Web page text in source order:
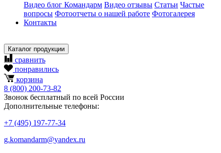
Видео блог Командарм Видео отзывы Статьи Частые
вопросы Фотоотчеты о нашей работе Фотогалерея
Контакты
Каталог продукции
сравнить
понравились
корзина
8 (800) 200-73-82
Звонок бесплатный по всей России
Дополнительные телефоны:
+7 (495) 197-77-34
g.komandarm@yandex.ru